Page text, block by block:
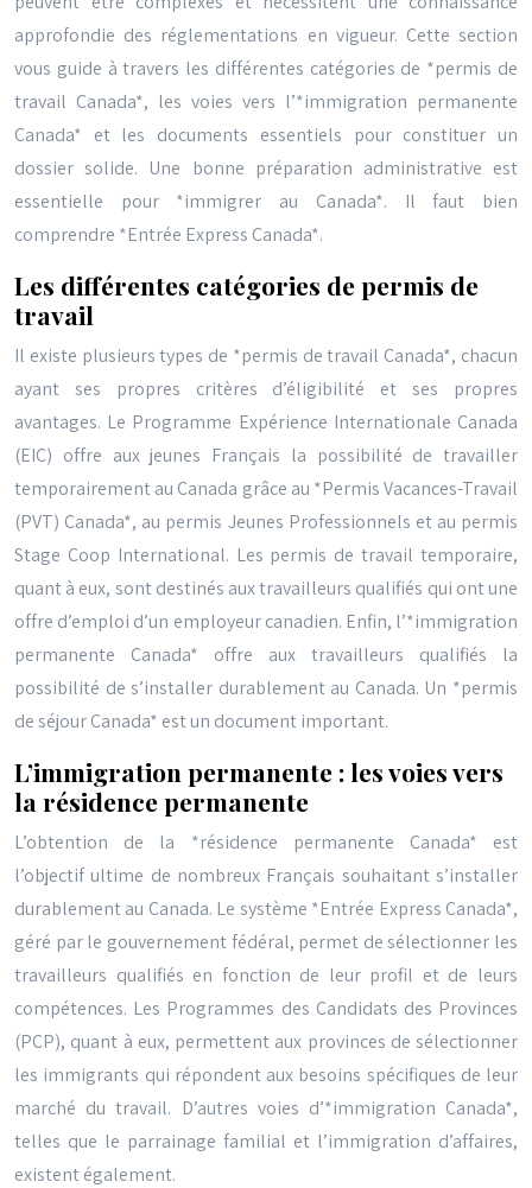
approfondie des réglementations en vigueur. Cette section
vous guide à travers les différentes catégories de *permis de
travail Canada*, les voies vers l’*immigration permanente
Canada* et les documents essentiels pour constituer un
dossier solide. Une bonne préparation administrative est
essentielle pour *immigrer au Canada*. Il faut bien
comprendre *Entrée Express Canada*.
Les différentes catégories de permis de
travail
Il existe plusieurs types de *permis de travail Canada*, chacun
ayant ses propres critères d’éligibilité et ses propres
avantages. Le Programme Expérience Internationale Canada
(EIC) offre aux jeunes Français la possibilité de travailler
temporairement au Canada grâce au *Permis Vacances-Travail
(PVT) Canada*, au permis Jeunes Professionnels et au permis
Stage Coop International. Les permis de travail temporaire,
quant à eux, sont destinés aux travailleurs qualifiés qui ont une
offre d’emploi d’un employeur canadien. Enfin, l’*immigration
permanente Canada* offre aux travailleurs qualifiés la
possibilité de s’installer durablement au Canada. Un *permis
de séjour Canada* est un document important.
L’immigration permanente : les voies vers
la résidence permanente
L’obtention de la *résidence permanente Canada* est
l’objectif ultime de nombreux Français souhaitant s’installer
durablement au Canada. Le système *Entrée Express Canada*,
géré par le gouvernement fédéral, permet de sélectionner les
travailleurs qualifiés en fonction de leur profil et de leurs
compétences. Les Programmes des Candidats des Provinces
(PCP), quant à eux, permettent aux provinces de sélectionner
les immigrants qui répondent aux besoins spécifiques de leur
marché du travail. D’autres voies d’*immigration Canada*,
telles que le parrainage familial et l’immigration d’affaires,
existent également.